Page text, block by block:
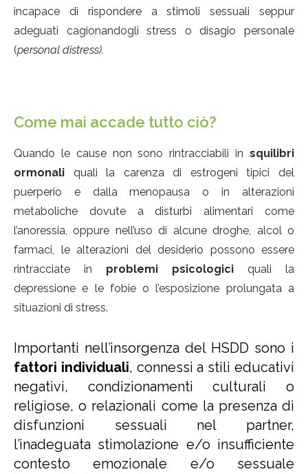
incapace di rispondere a stimoli sessuali seppur
adeguati cagionandogli stress o disagio personale
(personal distress).
Come mai accade tutto ciò?
Quando le cause non sono rintracciabili in squilibri
ormonali quali la carenza di estrogeni tipici del
puerperio e dalla menopausa o in alterazioni
metaboliche dovute a disturbi alimentari come
l’anoressia, oppure nell’uso di alcune droghe, alcol o
farmaci, le alterazioni del desiderio possono essere
rintracciate in problemi psicologici quali la
depressione e le fobie o l’esposizione prolungata a
situazioni di stress.
Importanti nell’insorgenza del HSDD sono i
fattori individuali, connessi a stili educativi
negativi, condizionamenti culturali o
religiose, o relazionali come la presenza di
disfunzioni sessuali nel partner,
l’inadeguata stimolazione e/o insufficiente
contesto emozionale e/o sessuale